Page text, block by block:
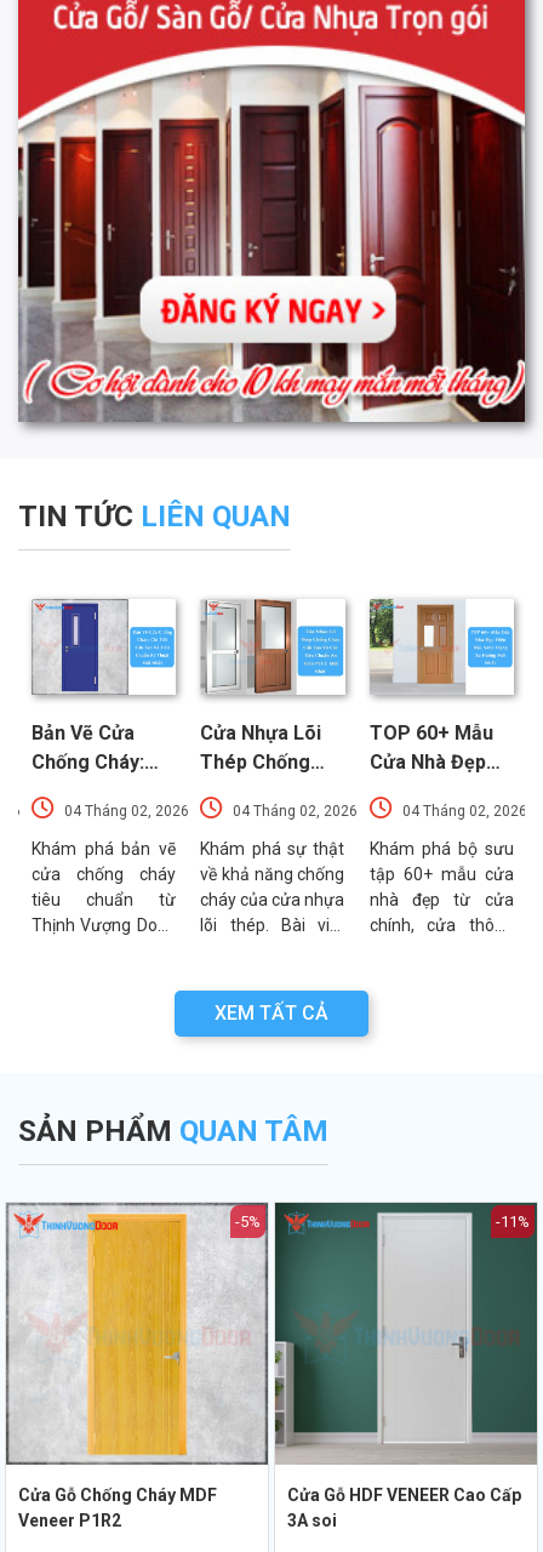
TIN TỨC LIÊN QUAN
Bản Vẽ Cửa
Chống Cháy:
Chi Tiết Cấu
Tạo Và Tiêu
Chuẩn Kỹ Thuật
Mới Nhất
04 Tháng 02, 2026
Khám phá bản vẽ
cửa chống cháy
tiêu chuẩn từ
Thịnh Vượng Door.
sơ đồ cấu tạo và
các lưu ý quan
Cửa Nhựa Lõi
Thép Chống
Cháy: Cấu Tạo
Và Các Tiêu
Chuẩn An Toàn
PCCC Mới Nhất
04 Tháng 02, 2026
Khám phá sự thật
về khả năng chống
cháy của cửa nhựa
lõi thép. Bài viết
và các tiêu chuẩn
TOP 60+ Mẫu
Cửa Nhà Đẹp
Hiện Đại, Sang
Trọng Xu
Hướng Mới Nhất
04 Tháng 02, 2026
Khám phá bộ sưu
tập 60+ mẫu cửa
nhà đẹp từ cửa
chính, cửa thông
XEM TẤT CẢ
SẢN PHẨM QUAN TÂM
-5%
Cửa Gỗ Chống Cháy MDF
Veneer P1R2
-11%
Cửa Gỗ HDF VENEER Cao Cấp
3A soi